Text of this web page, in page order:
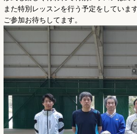
また特別レッスンを行う予定をしていま
ご参加お待ちしてます。